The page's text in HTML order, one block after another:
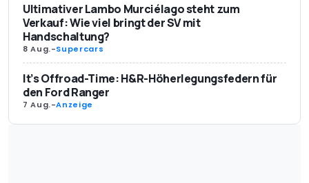
Ultimativer Lambo Murciélago steht zum
Verkauf: Wie viel bringt der SV mit
Handschaltung?
8 Aug.-Supercars
It’s Offroad-Time: H&R-Höherlegungsfedern für
den Ford Ranger
7 Aug.-Anzeige